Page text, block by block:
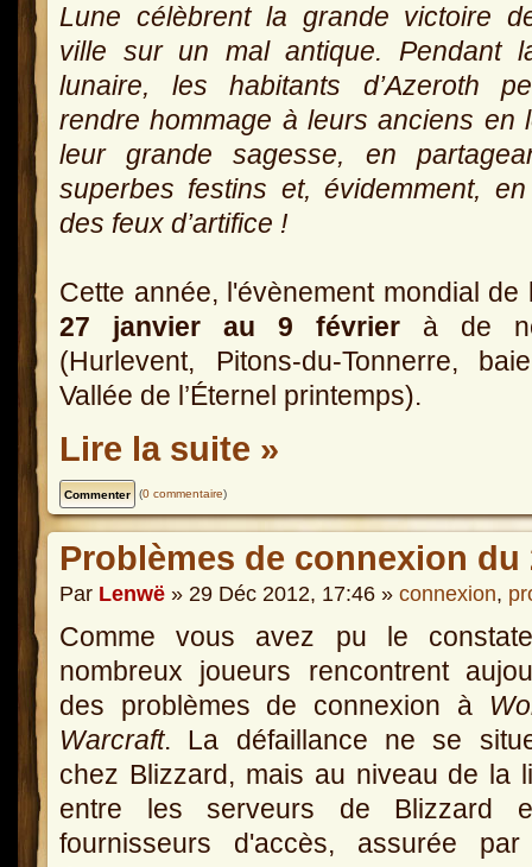
Lune célèbrent la grande victoire
ville sur un mal antique. Pendant
lunaire, les habitants d’Azeroth
rendre hommage à leurs anciens en
leur grande sagesse, en
superbes festins et, évidemment,
des feux d’artifice !
Cette année, l'évènement mondial
27 janvier au 9 février à de
(Hurlevent, Pitons-du-Tonnerre,
Vallée de l’Éternel printemps).
Lire la suite »
(0 commentaire)
Problèmes de connexion du
Par Lenwë » 29 Déc 2012, 17:46 » connexion,
Comme vous avez pu le
nombreux joueurs rencontrent
des problèmes de connexion à
Warcraft. La défaillance ne se
chez Blizzard, mais au niveau de la
entre les serveurs de Blizzard
fournisseurs d'accès, assurée